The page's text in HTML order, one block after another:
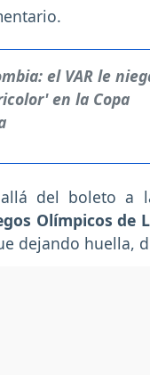
del boleto a
Olímpicos de
dejando huella,